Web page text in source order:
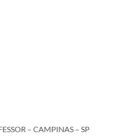
– CAMPINAS – SP